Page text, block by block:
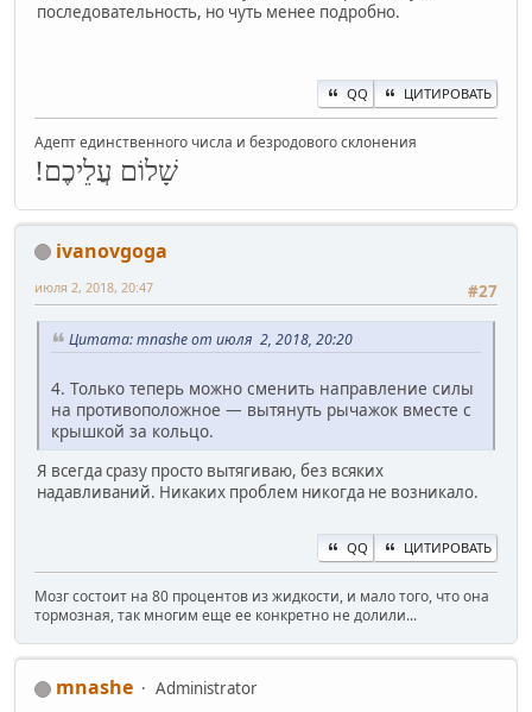
последовательность, но чуть менее подробно.
QQ ЦИТИРОВАТЬ
Адепт единственного числа и безродового склонения
שָׁלוֹם עֲלֵיכֶם!
ivanovgoga
#27
июля 2, 2018, 20:47
Цитата: mnashe от июля 2, 2018, 20:20
4. Только теперь можно сменить направление силы
на противоположное — вытянуть рычажок вместе с
крышкой за кольцо.
Я всегда сразу просто вытягиваю, без всяких
надавливаний. Никаких проблем никогда не возникало.
QQ ЦИТИРОВАТЬ
Мозг состоит на 80 процентов из жидкости, и мало того, что она
тормозная, так многим еще ее конкретно не долили...
mnashe
Administrator